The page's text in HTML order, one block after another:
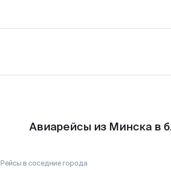
Авиарейсы из Минска в
Рейсы в соседние города